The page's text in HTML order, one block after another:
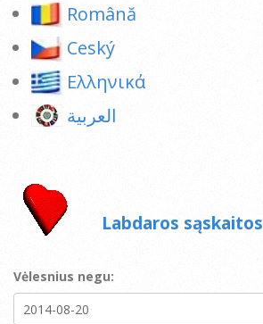
Română
Ceský
Ελληνικά
العربية
Labdaros sąskaitos
Vėlesnius negu: